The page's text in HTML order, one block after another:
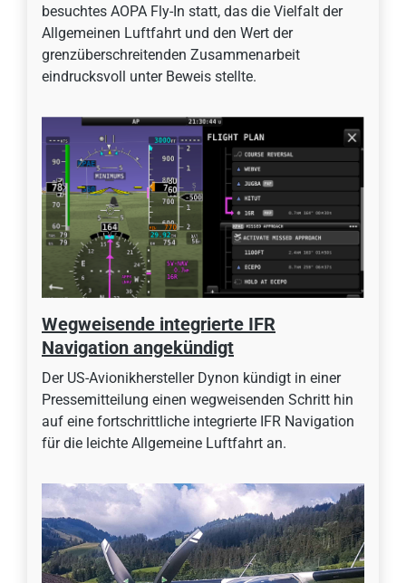
besuchtes AOPA Fly-In statt, das die Vielfalt der
Allgemeinen Luftfahrt und den Wert der
grenzüberschreitenden Zusammenarbeit
eindrucksvoll unter Beweis stellte.
Wegweisende integrierte IFR
Navigation angekündigt
Der US-Avionikhersteller Dynon kündigt in einer
Pressemitteilung einen wegweisenden Schritt hin
auf eine fortschrittliche integrierte IFR Navigation
für die leichte Allgemeine Luftfahrt an.